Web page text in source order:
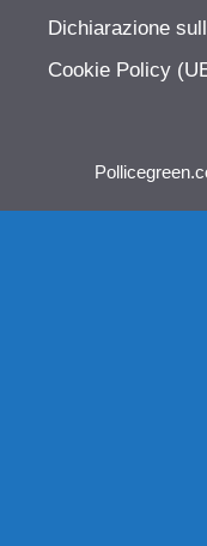
Dichiarazione
Cookie Policy